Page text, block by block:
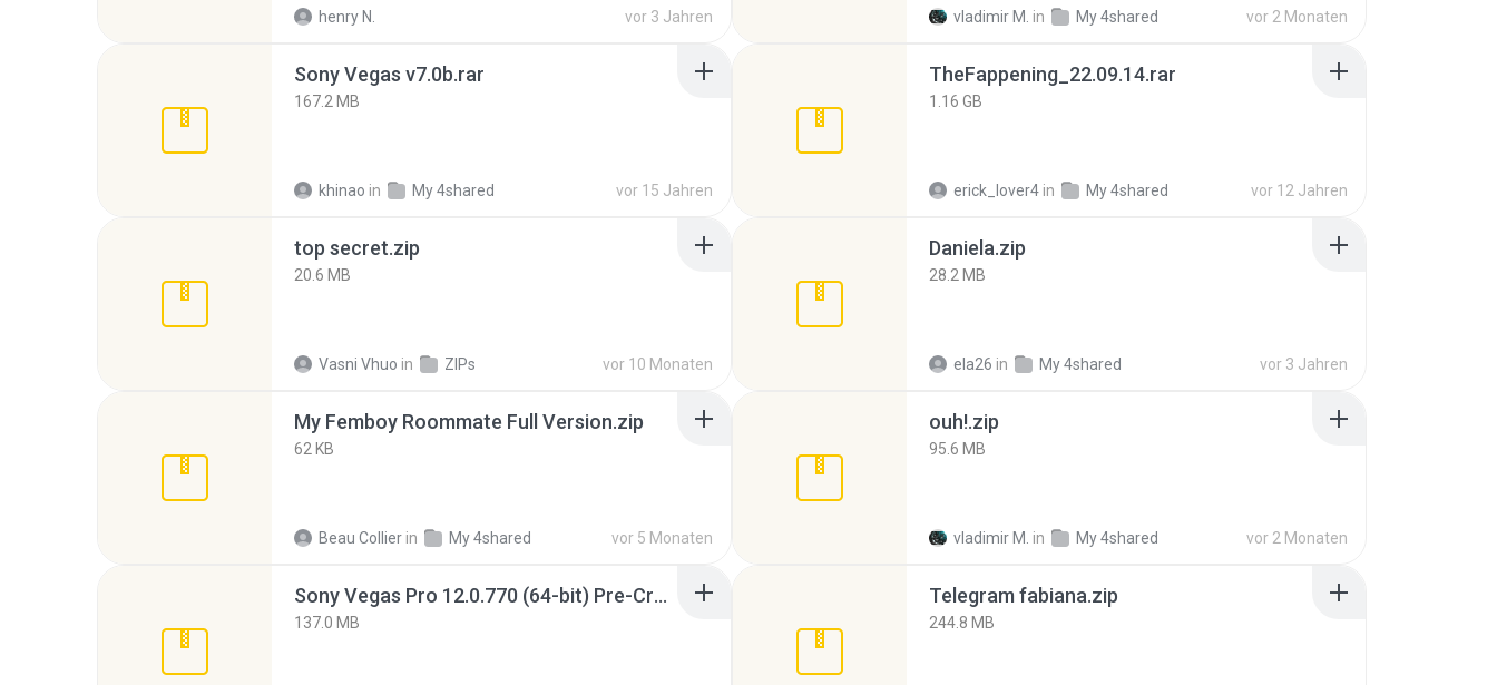
henry N. vor 3 Jahren vladimir M. in My 4shared vor 2 Monaten
Sony Vegas v7.0b.rar
167.2 MB
khinao in My 4shared vor 15 Jahren
TheFappening_22.09.14.rar
1.16 GB
erick_lover4 in My 4shared vor 12 Jahren
top secret.zip
20.6 MB
Vasni Vhuo in ZIPs vor 10 Monaten
Daniela.zip
28.2 MB
ela26 in My 4shared vor 3 Jahren
My Femboy Roommate Full Version.zip
62 KB
Beau Collier in My 4shared vor 5 Monaten
ouh!.zip
95.6 MB
vladimir M. in My 4shared vor 2 Monaten
Sony Vegas Pro 12.0.770 (64-bit) Pre-Cracked.zip
137.0 MB
Telegram fabiana.zip
244.8 MB